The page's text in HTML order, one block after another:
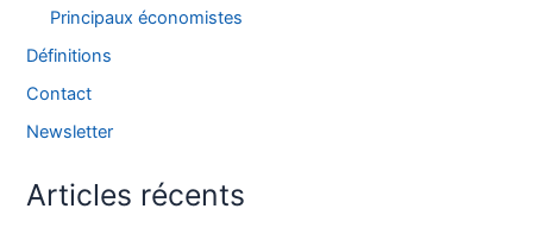
Principaux économistes
Définitions
Contact
Newsletter
Articles récents